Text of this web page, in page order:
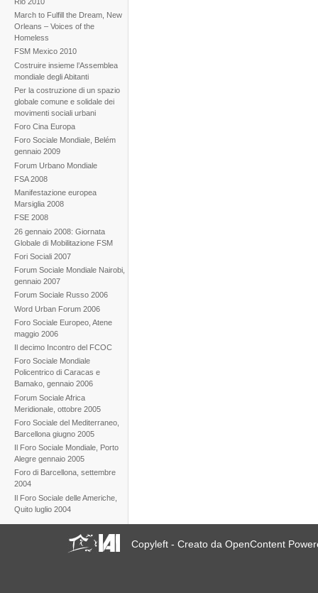
March to Fulfill the Dream, New
Orleans – Voices of the
Homeless
FSM Mexico 2010
Costruire insieme l’Assemblea
mondiale degli Abitanti
Per la costruzione di un spazio
globale comune e solidale dei
movimenti sociali urbani
Foro Cina Europa
Foro Sociale Mondiale, Belém
gennaio 2009
Forum Urbano Mondiale
FSA 2008
Manifestazione europea
Marsiglia 2008
FSE 2008
26 gennaio 2008: Giornata
Globale di Mobilitazione FSM
Fori Sociali 2007
Forum Sociale Mondiale Nairobi,
gennaio 2007
Forum Sociale Russo 2006
Word Urban Forum 2006
Foro Sociale Europeo, Atene
maggio 2006
Il decimo Incontro del FCOC
Foro Sociale Mondiale
Policentrico di Caracas e
Bamako, gennaio 2006
Forum Sociale Africa
Meridionale, ottobre 2005
Foro Sociale del Mediterraneo,
Barcellona giugno 2005
Il Foro Sociale Mondiale, Porto
Alegre gennaio 2005
Foro di Barcellona, settembre
2004
Il Foro Sociale delle Americhe,
Quito luglio 2004
Copyleft - Creato da OpenContent